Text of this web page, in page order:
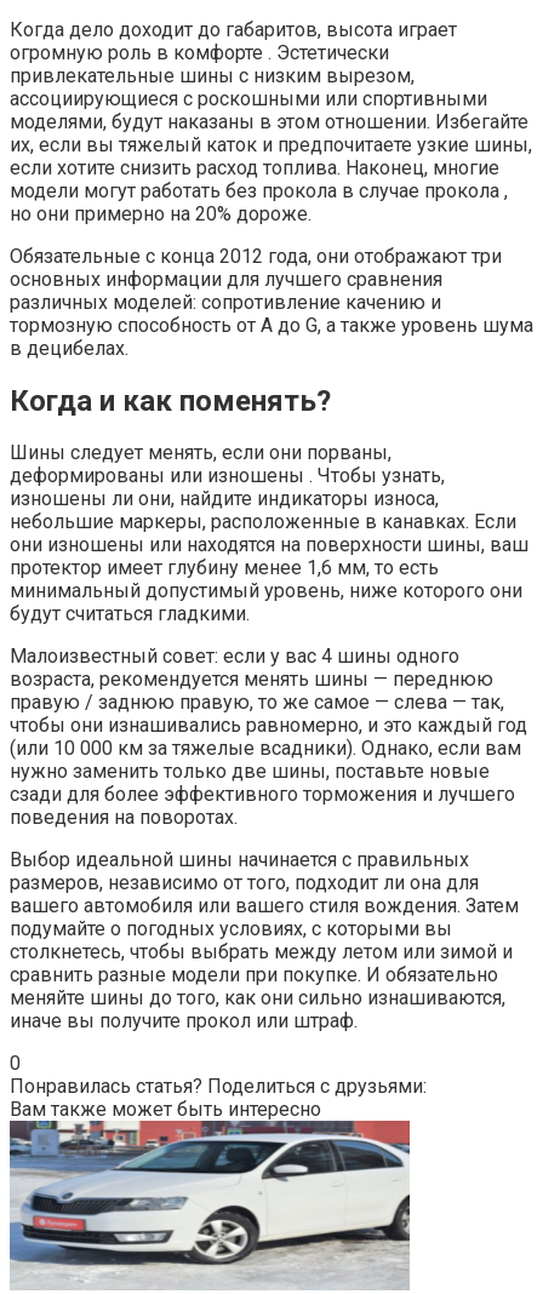
Когда дело доходит до габаритов, высота играет
огромную роль в комфорте . Эстетически
привлекательные шины с низким вырезом,
ассоциирующиеся с роскошными или спортивными
моделями, будут наказаны в этом отношении. Избегайте
их, если вы тяжелый каток и предпочитаете узкие шины,
если хотите снизить расход топлива. Наконец, многие
модели могут работать без прокола в случае прокола ,
но они примерно на 20% дороже.
Обязательные с конца 2012 года, они отображают три
основных информации для лучшего сравнения
различных моделей: сопротивление качению и
тормозную способность от A до G, а также уровень шума
в децибелах.
Когда и как поменять?
Шины следует менять, если они порваны,
деформированы или изношены . Чтобы узнать,
изношены ли они, найдите индикаторы износа,
небольшие маркеры, расположенные в канавках. Если
они изношены или находятся на поверхности шины, ваш
протектор имеет глубину менее 1,6 мм, то есть
минимальный допустимый уровень, ниже которого они
будут считаться гладкими.
Малоизвестный совет: если у вас 4 шины одного
возраста, рекомендуется менять шины — переднюю
правую / заднюю правую, то же самое — слева — так,
чтобы они изнашивались равномерно, и это каждый год
(или 10 000 км за тяжелые всадники). Однако, если вам
нужно заменить только две шины, поставьте новые
сзади для более эффективного торможения и лучшего
поведения на поворотах.
Выбор идеальной шины начинается с правильных
размеров, независимо от того, подходит ли она для
вашего автомобиля или вашего стиля вождения. Затем
подумайте о погодных условиях, с которыми вы
столкнетесь, чтобы выбрать между летом или зимой и
сравнить разные модели при покупке. И обязательно
меняйте шины до того, как они сильно изнашиваются,
иначе вы получите прокол или штраф.
0
Понравилась статья? Поделиться с друзьями:
Вам также может быть интересно